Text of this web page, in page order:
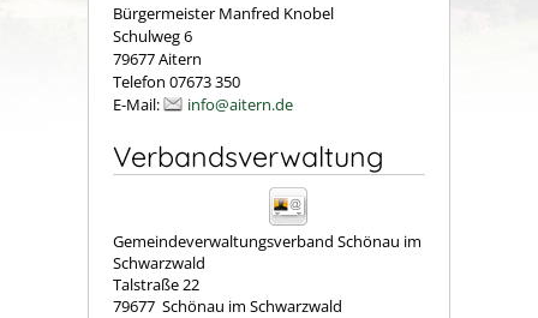
Bürgermeister Manfred Knobel
Schulweg 6
79677 Aitern
Telefon 07673 350
E-Mail:
info@aitern.de
Verbandsverwaltung
Gemeindeverwaltungsverband Schönau im
Schwarzwald
Talstraße 22
79677 Schönau im Schwarzwald